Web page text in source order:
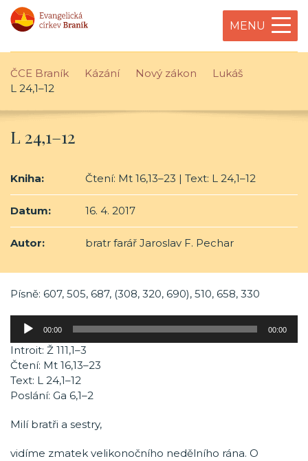
MENU
ČCE Braník Kázání Nový zákon
Lukáš
L 24,1–12
L 24,1–12
Kniha: Čtení: Mt 16,13–23 | Text: L 24,1–12
Datum: 16. 4. 2017
Autor: bratr farář Jaroslav F. Pechar
Písně: 607, 505, 687, (308, 320, 690), 510, 658, 330
Audio
00:00 00:00
Introit: Ž 111,1–3
Čtení: Mt 16,13–23
Text: L 24,1–12
Poslání: Ga 6,1–2
Milí bratři a sestry,
vidíme zmatek velikonočního nedělního rána. O